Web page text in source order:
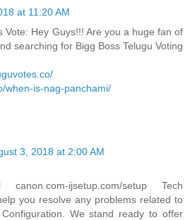
at 11:20 AM
Vote: Hey Guys!!! Are you a huge fan of
searching for Bigg Boss Telugu Voting
when-is-nag-panchami/
3, 2018 at 2:00 AM
ijsetup.com/setup Tech
you resolve any problems related to
We stand ready to offer